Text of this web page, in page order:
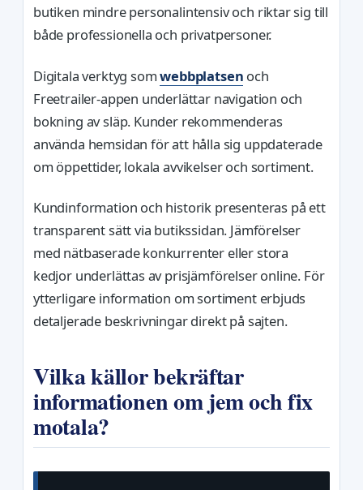
butiken mindre personalintensiv och riktar sig till
både professionella och privatpersoner.
Digitala verktyg somwebbplatsen och
Freetrailer-appen underlättar navigation och
bokning av släp. Kunder rekommenderas
använda hemsidan för att hålla sig uppdaterade
om öppettider, lokala avvikelser och sortiment.
Kundinformation och historik presenteras på ett
transparent sätt via butikssidan. Jämförelser
med nätbaserade konkurrenter eller stora
kedjor underlättas av prisjämförelser online. För
ytterligare information om sortiment erbjuds
detaljerade beskrivningar direkt på sajten.
Vilka källor bekräftar
informationen om jem och fix
motala?